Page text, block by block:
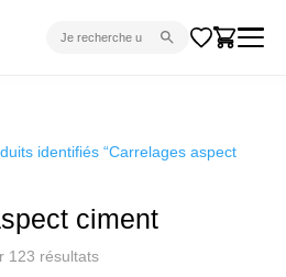
identifiés “Carrelages aspect
ciment
123 résultatsTrié